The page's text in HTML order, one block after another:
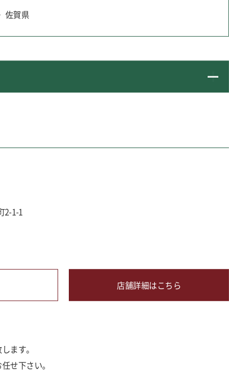
佐賀県
町2-1-1
店舗詳細はこちら
ます。
せ下さい。